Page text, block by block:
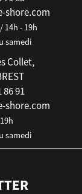
shore.com
14h - 19h
samedi
Collet,
86 91
shore.com
samedi